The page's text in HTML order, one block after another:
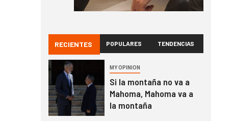
RECIENTES POPULARES TENDENCIAS
MY OPINION
Si la montaña no va a
Mahoma, Mahoma va a
la montaña